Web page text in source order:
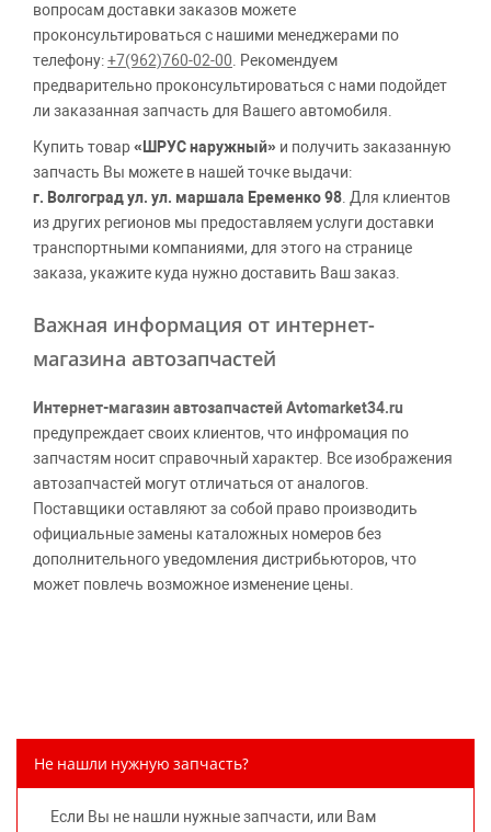
вопросам доставки заказов можете
проконсультироваться с нашими менеджерами по
телефону:+7(962)760-02-00 . Рекомендуем
предварительно проконсультироваться с нами подойдет
ли заказанная запчасть для Вашего автомобиля.
Купить товар«ШРУС наружный» и получить заказанную
запчасть Вы можете в нашей точке выдачи:
г. Волгоград ул. ул. маршала Еременко 98 . Для клиентов
из других регионов мы предоставляем услуги доставки
транспортными компаниями, для этого на странице
заказа, укажите куда нужно доставить Ваш заказ.
Важная информация от интернет-
магазина автозапчастей
Интернет-магазин автозапчастей Avtomarket34.ru
предупреждает своих клиентов, что инфромация по
запчастям носит справочный характер. Все изображения
автозапчастей могут отличаться от аналогов.
Поставщики оставляют за собой право производить
официальные замены каталожных номеров без
дополнительного уведомления дистрибьюторов, что
может повлечь возможное изменение цены.
предлагаемых к продаже запасных частей для
правообладателей указанных товарных знаков.
Не нашли нужную запчасть?
Если Вы не нашли нужные запчасти, или Вам